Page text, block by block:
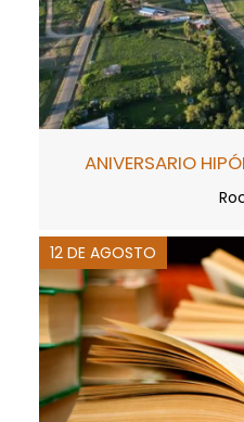
ANIVERSARIO
12 DE AGOSTO